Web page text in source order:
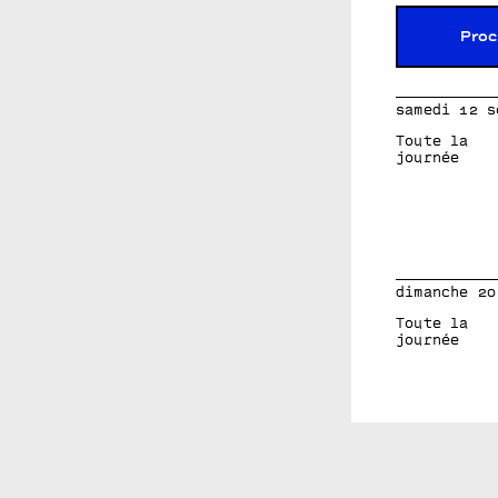
samedi 12
Toute la
journée
dimanche
Toute la
journée